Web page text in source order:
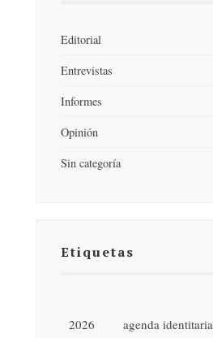
Editorial
Entrevistas
Informes
Opinión
Sin categoría
Etiquetas
2026 agenda identitaria